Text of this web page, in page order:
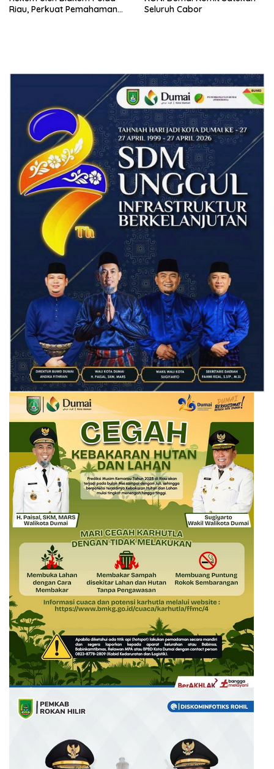
Riau, Perkuat Pemahaman
Seluruh Cabor